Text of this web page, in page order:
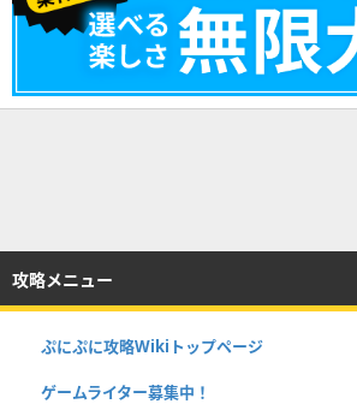
攻略メニュー
ぷにぷに攻略Wikiトップページ
ゲームライター募集中！